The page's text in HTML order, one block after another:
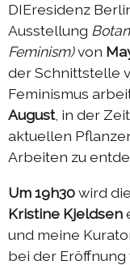
2023
2023
2023
2022 échange
2022 échange
2022
2022
2021 échange
2021 échange
DIEresidenz
Ausstellung
Feminism)von
der Schnittstelle
Feminismus
August, in der
aktuellen
Arbeiten zu
Um 19h30wird
Kristine Kjeldsen
und meine
bei der Eröffnung